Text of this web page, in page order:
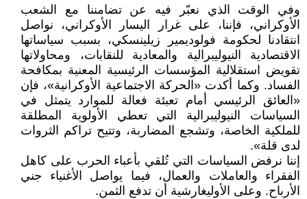
وفي الوقت الذي نعبّر فيه عن تضامننا مع الشعب
الأوكراني، فإننا، على غرار اليسار الأوكراني، نواصل
انتقادنا لحكومة فولوديمير زيلينسكي، بسبب سياساتها
الاقتصادية النيوليبرالية والمعادية للنقابات، ومحاولاتها
تقويض استقلالية المؤسسات الرئيسية المعنية بمكافحة
الفساد. وكما أكدت «الحركة الاجتماعية الأوكرانية»، فإن
«العائق الرئيسي أمام تعبئة فعالة للموارد يتمثل في
السياسات النيوليبرالية التي تعطي الأولوية المطلقة
للملكية الخاصة، وتشجع المضاربة، وتتيح تراكم الثروات
لدى قلة».
إننا نرفض السياسات التي تُلقي بأعباء الحرب على كاهل
الفقراء والعاملات والعمال، فيما يواصل الأغنياء جني
الأرباح. وعلى الأوليغارشية أن تدفع الثمن.